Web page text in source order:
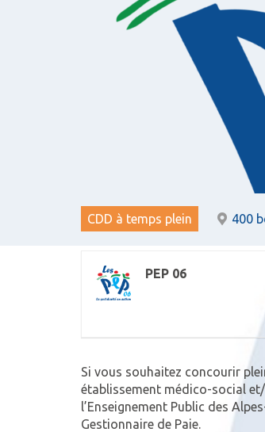
CDD à temps plein 400
PEP 06
Si vous souhaitez concourir
établissement médico-social
l’Enseignement Public des
Gestionnaire de Paie.